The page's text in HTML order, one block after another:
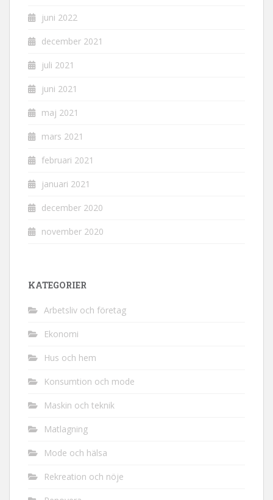
juni 2022
december 2021
juli 2021
juni 2021
maj 2021
mars 2021
februari 2021
januari 2021
december 2020
november 2020
KATEGORIER
Arbetsliv och företag
Ekonomi
Hus och hem
Konsumtion och mode
Maskin och teknik
Matlagning
Mode och hälsa
Rekreation och nöje